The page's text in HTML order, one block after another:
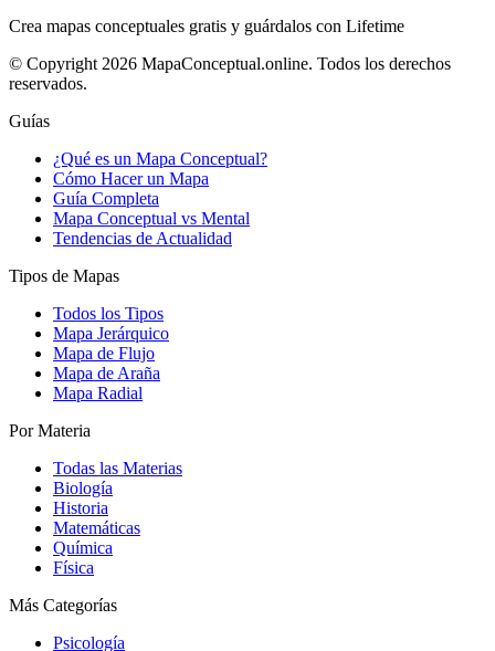
Crea mapas conceptuales gratis y guárdalos con Lifetime
© Copyright 2026 MapaConceptual.online. Todos los derechos
reservados.
Guías
¿Qué es un Mapa Conceptual?
Cómo Hacer un Mapa
Guía Completa
Mapa Conceptual vs Mental
Tendencias de Actualidad
Tipos de Mapas
Todos los Tipos
Mapa Jerárquico
Mapa de Flujo
Mapa de Araña
Mapa Radial
Por Materia
Todas las Materias
Biología
Historia
Matemáticas
Química
Física
Más Categorías
Psicología